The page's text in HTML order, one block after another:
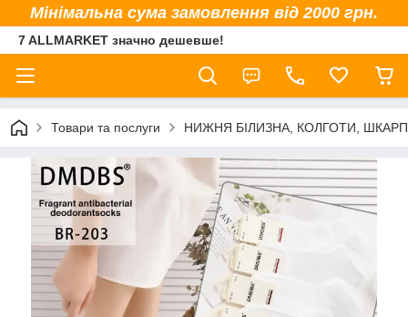
Мінімальна сума замовлення від 2000 грн.
7 ALLMARKET значно дешевше!
Товари та послуги НИЖНЯ БІЛИЗНА, КОЛГОТИ,